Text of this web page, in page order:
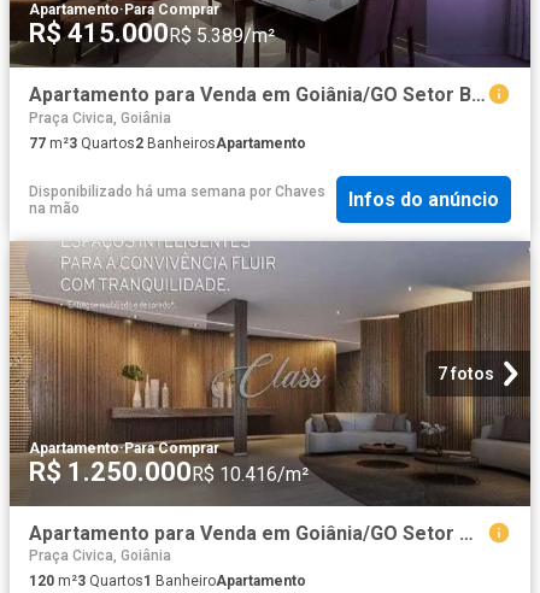
Apartamento· Para Comprar
R$ 415.000R$ 5.389/m²
Apartamento para Venda em Goiânia/GO Setor Bela Vista 3 Quartos
Praça Civica, Goiânia
77 m²3 Quartos2 BanheirosApartamento
Disponibilizado há uma semana por Chaves
na mão
Infos do anúncio
7 fotos
Apartamento·Para Comprar
R$ 1.250.000R$ 10.416/m²
Apartamento para Venda em Goiânia/GO Setor Marista 3 Quartos
Praça Civica, Goiânia
120 m²3 Quartos1 BanheiroApartamento